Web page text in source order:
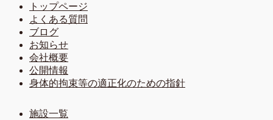
トップページ
よくある質問
ブログ
お知らせ
会社概要
公開情報
身体的拘束等の適正化のための指針
施設一覧